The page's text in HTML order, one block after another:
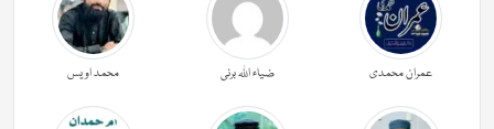
عمران محمدی ضیاء اللہ برنی محمد اویس